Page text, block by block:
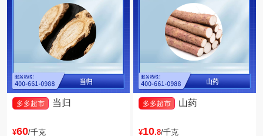
多多超市 当归
¥60/千克
多多超市 山药
¥10.8/千克